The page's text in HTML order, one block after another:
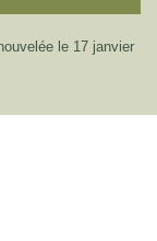
le 17 janvier